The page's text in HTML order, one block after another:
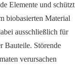
Elemente und schützt
biobasierten Material
ausschließlich für
Bauteile. Störende
verursachen